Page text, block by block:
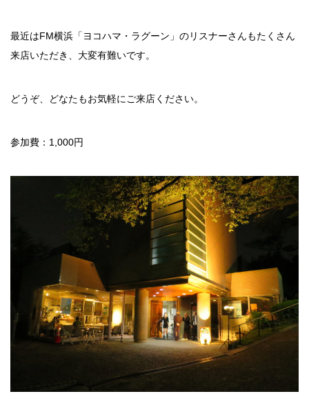
最近はFM横浜「ヨコハマ・ラグーン」のリスナーさんもたくさん
来店いただき、大変有難いです。
どうぞ、どなたもお気軽にご来店ください。
参加費：1,000円